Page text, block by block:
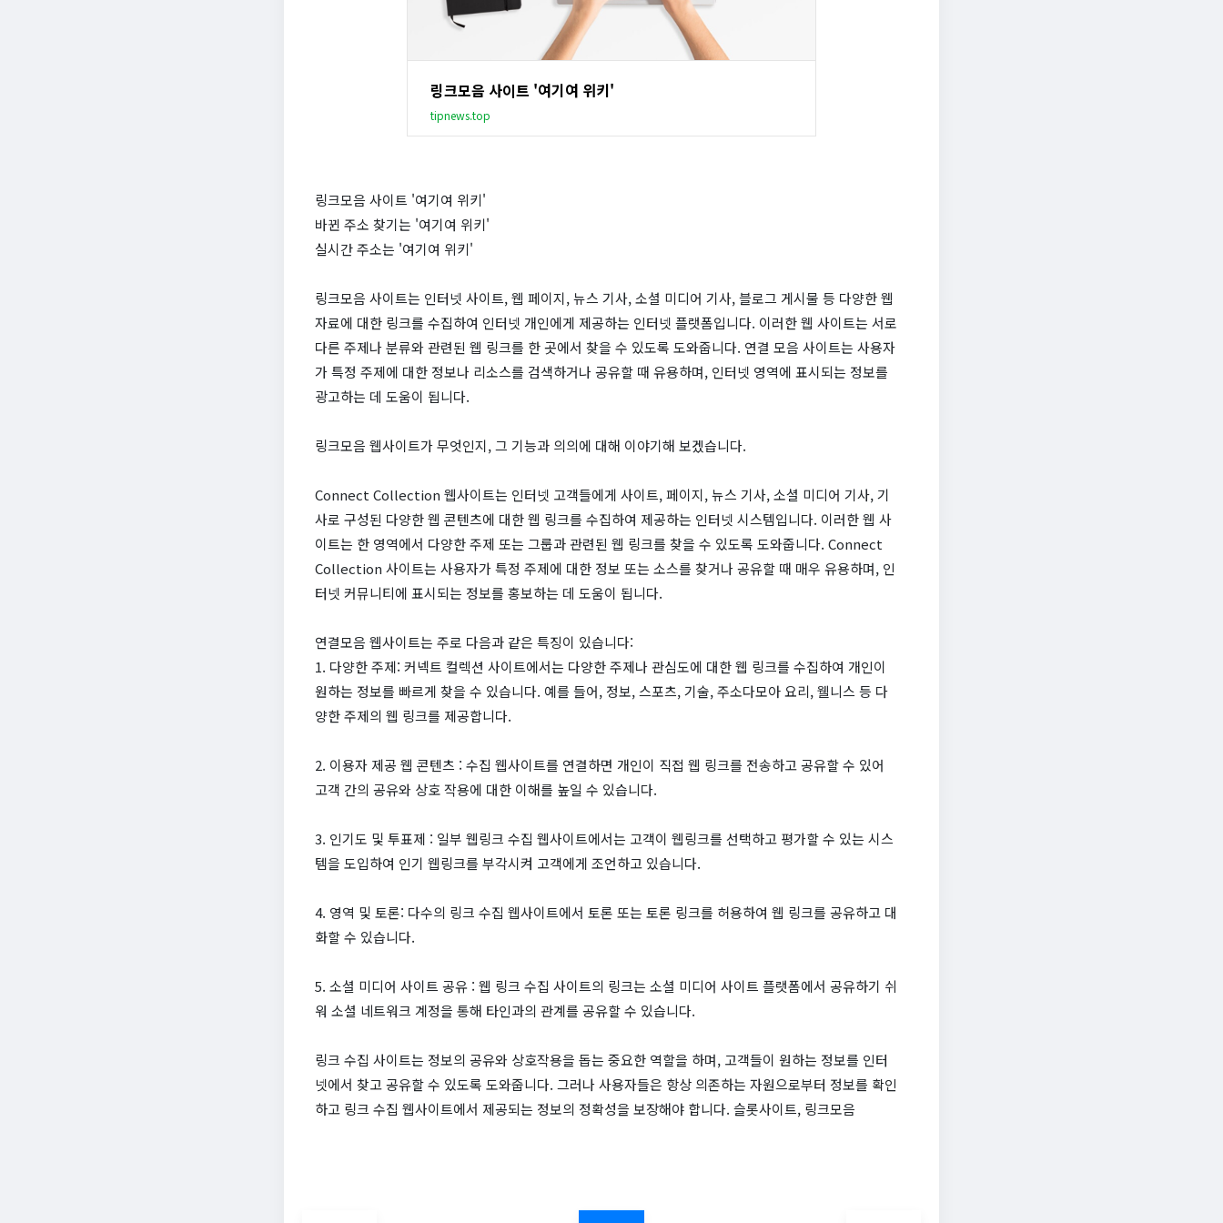
링크모음 사이트 '여기여 위키'
tipnews.top
링크모음 사이트 '여기여 위키'
바뀐 주소 찾기는 '여기여 위키'
실시간 주소는 '여기여 위키'
링크모음 사이트는 인터넷 사이트, 웹 페이지, 뉴스 기사, 소셜 미디어 기사, 블로그 게시물 등 다양한 웹
자료에 대한 링크를 수집하여 인터넷 개인에게 제공하는 인터넷 플랫폼입니다. 이러한 웹 사이트는 서로
다른 주제나 분류와 관련된 웹 링크를 한 곳에서 찾을 수 있도록 도와줍니다. 연결 모음 사이트는 사용자
가 특정 주제에 대한 정보나 리소스를 검색하거나 공유할 때 유용하며, 인터넷 영역에 표시되는 정보를
광고하는 데 도움이 됩니다.
링크모음 웹사이트가 무엇인지, 그 기능과 의의에 대해 이야기해 보겠습니다.
Connect Collection 웹사이트는 인터넷 고객들에게 사이트, 페이지, 뉴스 기사, 소셜 미디어 기사, 기
사로 구성된 다양한 웹 콘텐츠에 대한 웹 링크를 수집하여 제공하는 인터넷 시스템입니다. 이러한 웹 사
이트는 한 영역에서 다양한 주제 또는 그룹과 관련된 웹 링크를 찾을 수 있도록 도와줍니다. Connect
Collection 사이트는 사용자가 특정 주제에 대한 정보 또는 소스를 찾거나 공유할 때 매우 유용하며, 인
터넷 커뮤니티에 표시되는 정보를 홍보하는 데 도움이 됩니다.
연결모음 웹사이트는 주로 다음과 같은 특징이 있습니다:
1. 다양한 주제: 커넥트 컬렉션 사이트에서는 다양한 주제나 관심도에 대한 웹 링크를 수집하여 개인이
원하는 정보를 빠르게 찾을 수 있습니다. 예를 들어, 정보, 스포츠, 기술, 주소다모아 요리, 웰니스 등 다
양한 주제의 웹 링크를 제공합니다.
2. 이용자 제공 웹 콘텐츠 : 수집 웹사이트를 연결하면 개인이 직접 웹 링크를 전송하고 공유할 수 있어
고객 간의 공유와 상호 작용에 대한 이해를 높일 수 있습니다.
3. 인기도 및 투표제 : 일부 웹링크 수집 웹사이트에서는 고객이 웹링크를 선택하고 평가할 수 있는 시스
템을 도입하여 인기 웹링크를 부각시켜 고객에게 조언하고 있습니다.
4. 영역 및 토론: 다수의 링크 수집 웹사이트에서 토론 또는 토론 링크를 허용하여 웹 링크를 공유하고 대
화할 수 있습니다.
5. 소셜 미디어 사이트 공유 : 웹 링크 수집 사이트의 링크는 소셜 미디어 사이트 플랫폼에서 공유하기 쉬
워 소셜 네트워크 계정을 통해 타인과의 관계를 공유할 수 있습니다.
링크 수집 사이트는 정보의 공유와 상호작용을 돕는 중요한 역할을 하며, 고객들이 원하는 정보를 인터
넷에서 찾고 공유할 수 있도록 도와줍니다. 그러나 사용자들은 항상 의존하는 자원으로부터 정보를 확인
하고 링크 수집 웹사이트에서 제공되는 정보의 정확성을 보장해야 합니다. 슬롯사이트, 링크모음